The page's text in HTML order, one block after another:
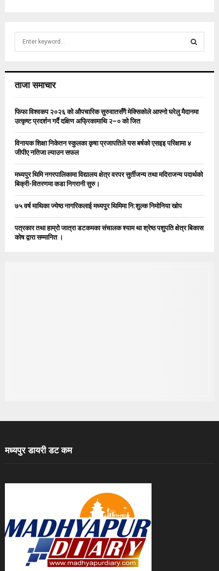
h
o
r
C
ताजा समाचार
फिफा विश्वकप २०२६ को औपचारिक सुरुवातसँगै मेक्सिकोले आफ्नो घरेलु मैदानमा
उत्कृष्ट प्रदर्शन गर्दै दक्षिण अफ्रिकामाथि २–० को जित
विनायक शिक्षा निकेतन स्कुलका कृषा प्रजापतिले यस बर्षको एसइइ परिक्षामा ४
जीपीए नतिजा ल्याउन सफल
मध्यपुर थिमि नगरपालिकामा विद्यालय क्षेत्र वरपर सुर्तीजन्य तथा मदिराजन्य पदार्थको
बिक्री-वितरणमा कडा निगरानी सुरु।
७५ वर्ष माथिका ज्येष्ठ नागरिकलाई मध्यपुर थिमिमा नि:शुल्क निमोनिया खोप
पत्रकार तथा हाम्रो जात्रा डटकमका संचालक श्याम था श्रेष्ठ पशुपति क्षेत्र बिकास
कोष द्वारा सम्मानित ।
मध्यपुर डायरी डट कम